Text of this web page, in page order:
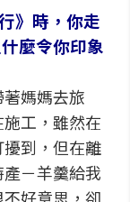
》時，你走
麼令你印象
媽媽去旅
工，雖然在
到，但在離
－羊羹給我